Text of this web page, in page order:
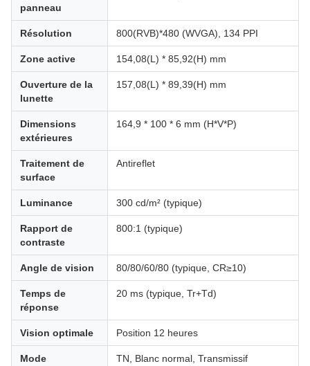
panneau
Résolution 800(RVB)*480 (WVGA), 134 PPI
Zone active 154,08(L) * 85,92(H) mm
Ouverture de la
lunette
157,08(L) * 89,39(H) mm
Dimensions
extérieures
164,9 * 100 * 6 mm (H*V*P)
Traitement de
surface
Antireflet
Luminance 300 cd/m² (typique)
Rapport de
contraste
800:1 (typique)
Angle de vision 80/80/60/80 (typique, CR≥10)
Temps de
réponse
20 ms (typique, Tr+Td)
Vision optimale Position 12 heures
Mode
TN, Blanc normal, Transmissif